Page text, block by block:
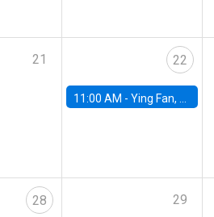
21 22
11:00 AM -Ying Fan, University of Michigan
28 29